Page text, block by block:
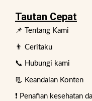
Tautan Cepat
📌 Tentang Kami
👨 Ceritaku
📞 Hubungi kami
📃 Keandalan Konten
❗ Penafian kesehatan